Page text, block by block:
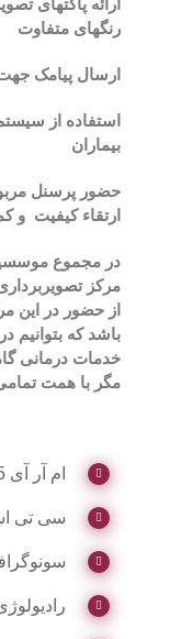
ارائه پاکتهای
رنگهای متفاوت
ارسال پیامک
استفاده از
بیماران
حضور پرسنل
ارتقاء کیفیت و
در مجموع
مرکز
از حضور در این
باشد که بتوانیم
خدمات درمانی
مگر با همت تمامی
ام آر آی 1.5 تسلا اوانتو زیمنس
سی تی